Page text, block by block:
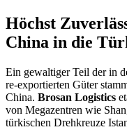
Höchst
China in die
Ein gewaltiger Teil der in
re-exportierten Güter
China. Brosan Logistics
von Megazentren wie
türkischen Drehkreuze